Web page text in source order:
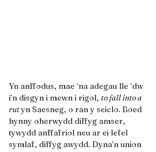
Yn anffodus, mae ‘na adegau lle ‘dw
i’n disgyn i mewn i rigol, to fall into a
rut yn Saesneg, o ran y seiclo. Boed
hynny oherwydd diffyg amser,
tywydd anffafriol neu ar ei lefel
symlaf, diffyg awydd. Dyna’n union